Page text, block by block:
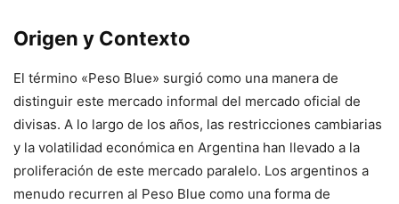
Origen y Contexto
El término «Peso Blue» surgió como una manera de
distinguir este mercado informal del mercado oficial de
divisas. A lo largo de los años, las restricciones cambiarias
y la volatilidad económica en Argentina han llevado a la
proliferación de este mercado paralelo. Los argentinos a
menudo recurren al Peso Blue como una forma de